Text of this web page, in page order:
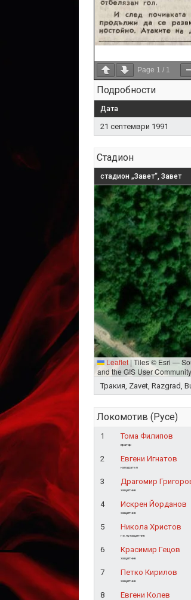
Page 1 / 1
Подробности
Дата
21 септември 1991
Стадион
стадион „Завет“, Завет
Leaflet | Tiles © Esri —
and the GIS User Community
Тракия, Zavet, Razgrad,
Локомотив (Русе)
1 Тома Филипов
вратар
2 Евгени Игнатов
нападател
3 Драгомир
защитник
4 Искрен Йорданов
защитник
5 Никола Христов
полузащитник
6 Красимир Гецов
защитник
7 Петко Кирилов
защитник
8 Евгени Колев